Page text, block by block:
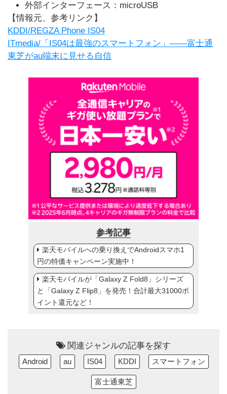
外部インターフェース：microUSB
【情報元、参考リンク】
KDDI/REGZA Phone IS04
ITmedia/「IS04は最強のスマートフォン」――富士通
東芝がau端末に見せる自信
参考記事
楽天モバイルへの乗り換えでAndroidスマホ1
円の特価キャンペーン実施中！
楽天モバイルが「Galaxy Z Fold8」シリーズ
と「Galaxy Z Flip8」を発売！合計最大31000ポ
イント還元など！
関連ジャンルの記事を探す
Android au IS04 KDDI スマートフォン
富士通東芝